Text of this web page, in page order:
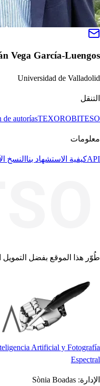
Vega García-Luengos
Universidad de Valladolid
التنقل
de autoríasTEXOROBITESO
معلومات
APIكيفية الاستشهاد بنا النسخ
طُوّر هذا الموقع بفضل
Artificial y Fotografía
Espectral
الإدارة: Sònia Boadas